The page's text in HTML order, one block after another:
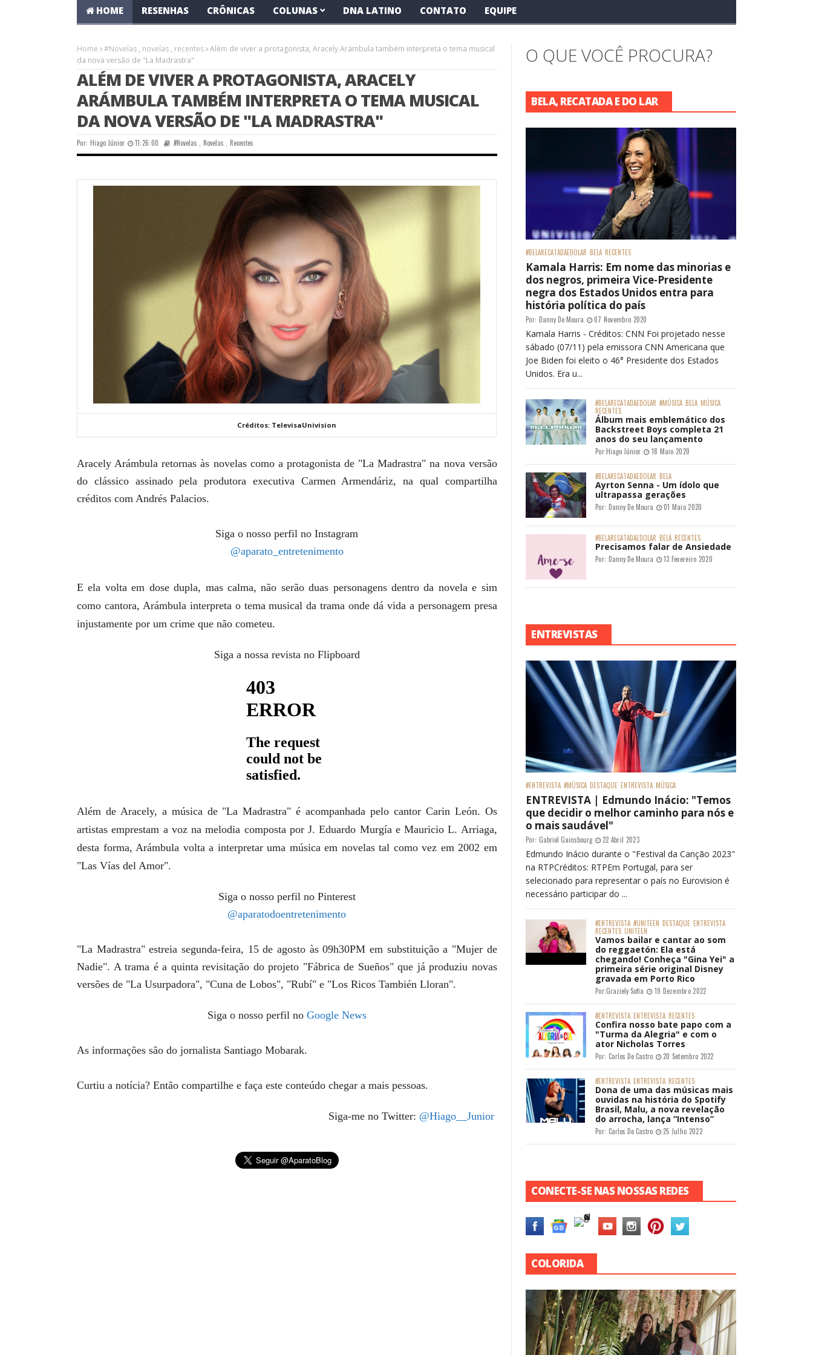
HOME RESENHAS CRÔNICAS COLUNAS DNA LATINO CONTATO EQUIPE
Home #Novelas , novelas , recentes Além de viver a protagonista, Aracely Arámbula também interpreta o tema musical
da nova versão de "La Madrastra"
ALÉM DE VIVER A PROTAGONISTA, ARACELY
ARÁMBULA TAMBÉM INTERPRETA O TEMA MUSICAL
DA NOVA VERSÃO DE "LA MADRASTRA"
Por: Hiago Júnior 11:26:00 #Novelas ,Novelas Recentes
Créditos: TelevisaUnivision
Aracely Arámbula retornas às novelas como a protagonista de "La Madrastra" na nova versão
do clássico assinado pela produtora executiva Carmen Armendáriz, na qual compartilha
créditos com Andrés Palacios.
Siga o nosso perfil no Instagram
@aparato_entretenimento
E ela volta em dose dupla, mas calma, não serão duas personagens dentro da novela e sim
como cantora, Arámbula interpreta o tema musical da trama onde dá vida a personagem presa
injustamente por um crime que não cometeu.
Siga a nossa revista no Flipboard
Além de Aracely, a música de "La Madrastra" é acompanhada pelo cantor Carin León. Os
artistas emprestam a voz na melodia composta por J. Eduardo Murgía e Mauricio L. Arriaga,
desta forma, Arámbula volta a interpretar uma música em novelas tal como vez em 2002 em
"Las Vías del Amor".
Siga o nosso perfil no Pinterest
@aparatodoentretenimento
"La Madrastra" estreia segunda-feira, 15 de agosto às 09h30PM em substituição a "Mujer de
Nadie". A trama é a quinta revisitação do projeto "Fábrica de Sueños" que já produziu novas
versões de "La Usurpadora", "Cuna de Lobos", "Rubí" e "Los Ricos También Lloran".
Siga o nosso perfil no Google News
As informações são do jornalista Santiago Mobarak.
Curtiu a notícia? Então compartilhe e faça este conteúdo chegar a mais pessoas.
Siga-me no Twitter: @Hiago__Junior
O QUE VOCÊ PROCURA?
BELA, RECATADA E DO LAR
#BELARECATADAEDOLAR BELA RECENTES
Kamala Harris: Em nome das minorias e
dos negros, primeira Vice-Presidente
negra dos Estados Unidos entra para
história política do país
Por: Danny De Moura 07 Novembro 2020
Kamala Harris - Créditos: CNN Foi projetado nesse
sábado (07/11) pela emissora CNN Americana que
Joe Biden foi eleito o 46° Presidente dos Estados
Unidos. Era u...
#BELARECATADAEDOLAR #MÚSICA BELA MÚSICA
RECENTES
Álbum mais emblemático dos
Backstreet Boys completa 21
anos do seu lançamento
Por:Hiago Júnior 18 Maio 2020
#BELARECATADAEDOLAR BELA
Ayrton Senna - Um ídolo que
ultrapassa gerações
Por: Danny De Moura 01 Maio 2020
#BELARECATADAEDOLAR BELA RECENTES
Precisamos falar de Ansiedade
Por: Danny De Moura 13 Fevereiro 2020
ENTREVISTAS
#ENTREVISTA #MÚSICA DESTAQUE ENTREVISTA MÚSICA
ENTREVISTA | Edmundo Inácio: "Temos
que decidir o melhor caminho para nós e
o mais saudável"
Por: Gabriel Gainsbourg 22 Abril 2023
Edmundo Inácio durante o "Festival da Canção 2023"
na RTPCréditos: RTPEm Portugal, para ser
selecionado para representar o país no Eurovision é
necessário participar do ...
#ENTREVISTA #UNITEEN DESTAQUE ENTREVISTA
RECENTES UNITEEN
Vamos bailar e cantar ao som
do reggaetón: Ela está
chegando! Conheça "Gina Yei" a
primeira série original Disney
gravada em Porto Rico
Por:Graziely Sofia 19 Dezembro 2022
#ENTREVISTA ENTREVISTA RECENTES
Confira nosso bate papo com a
"Turma da Alegria" e com o
ator Nicholas Torres
Por: Carlos De Castro 20 Setembro 2022
#ENTREVISTA ENTREVISTA RECENTES
Dona de uma das músicas mais
ouvidas na história do Spotify
Brasil, Malu, a nova revelação
do arrocha, lança “Intenso”
Por: Carlos De Castro 25 Julho 2022
CONECTE-SE NAS NOSSAS REDES
COLORIDA